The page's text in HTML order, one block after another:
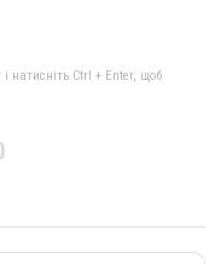
натисніть Ctrl + Enter, щоб